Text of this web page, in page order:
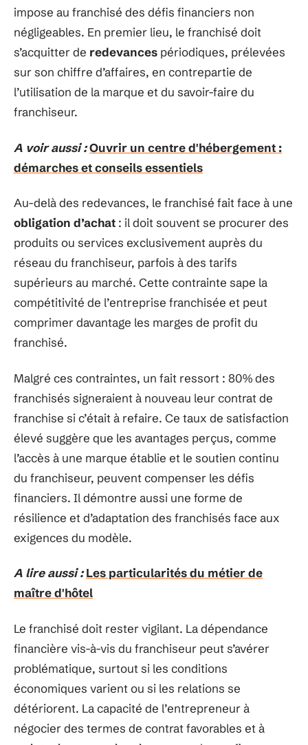
impose au franchisé des défis financiers non
négligeables. En premier lieu, le franchisé doit
s’acquitter de redevances périodiques, prélevées
sur son chiffre d’affaires, en contrepartie de
l’utilisation de la marque et du savoir-faire du
franchiseur.
A voir aussi :Ouvrir un centre d'hébergement :
démarches et conseils essentiels
Au-delà des redevances, le franchisé fait face à une
obligation d’achat : il doit souvent se procurer des
produits ou services exclusivement auprès du
réseau du franchiseur, parfois à des tarifs
supérieurs au marché. Cette contrainte sape la
compétitivité de l’entreprise franchisée et peut
comprimer davantage les marges de profit du
franchisé.
Malgré ces contraintes, un fait ressort : 80% des
franchisés signeraient à nouveau leur contrat de
franchise si c’était à refaire. Ce taux de satisfaction
élevé suggère que les avantages perçus, comme
l’accès à une marque établie et le soutien continu
du franchiseur, peuvent compenser les défis
financiers. Il démontre aussi une forme de
résilience et d’adaptation des franchisés face aux
exigences du modèle.
A lire aussi : Les particularités du métier de
maître d'hôtel
Le franchisé doit rester vigilant. La dépendance
financière vis-à-vis du franchiseur peut s’avérer
problématique, surtout si les conditions
économiques varient ou si les relations se
détériorent. La capacité de l’entrepreneur à
négocier des termes de contrat favorables et à